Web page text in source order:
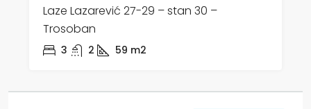
Laze Lazarević 27-29 – stan 30 –
Trosoban
3 2 59 m2